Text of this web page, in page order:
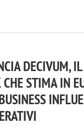
DECIVUM, IL
STIMA IN